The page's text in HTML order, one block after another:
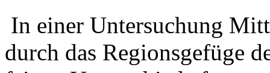
In einer Untersuchung
durch das Regionsgefüge